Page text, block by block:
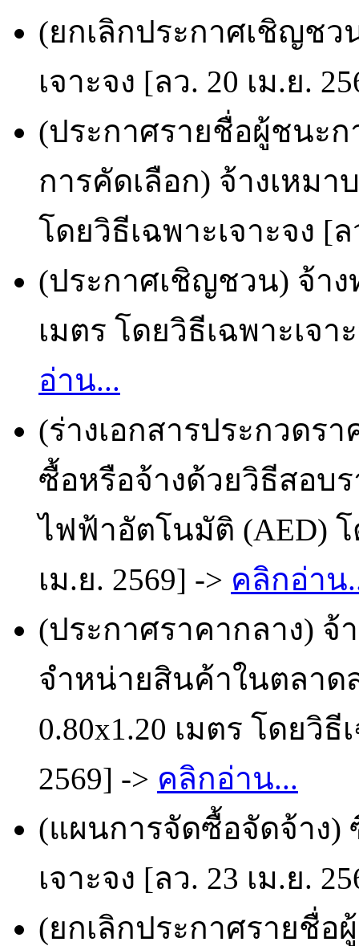
(ยกเลิกประกาศเชิญช
เจาะจง [ลว. 20 เม.ย.
(ประกาศรายชื่อผู้ชนะก
การคัดเลือก) จ้างเหม
โดยวิธีเฉพาะเจาะจง [
(ประกาศเชิญชวน) จ้าง
เมตร โดยวิธีเฉพาะเจา
อ่าน...
(ร่างเอกสารประกวดรา
ซื้อหรือจ้างด้วยวิธีสอบ
ไฟฟ้าอัตโนมัติ (AED) โ
เม.ย. 2569] -> คลิกอ่าน
(ประกาศราคากลาง)
จำหน่ายสินค้าในตลาด
0.80x1.20 เมตร โดยวิธี
2569] -> คลิกอ่าน...
(แผนการจัดซื้อจัดจ้าง)
เจาะจง [ลว. 23 เม.ย.
(ยกเลิกประกาศรายชื่อ